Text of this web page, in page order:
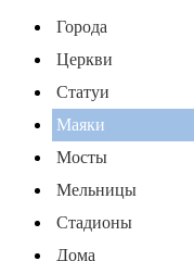
Города
Церкви
Статуи
Маяки
Мосты
Мельницы
Стадионы
Дома